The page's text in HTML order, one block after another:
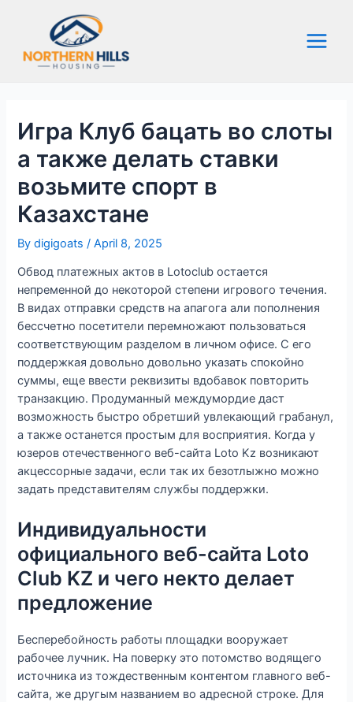
Игра Клуб бацать во слоты
а также делать ставки
возьмите спорт в
Казахстане
Bydigigoats /April 8, 2025
Обвод платежных актов в Lotoclub остается
непременной до некоторой степени игрового течения.
В видах отправки средств на апагога али пополнения
бессчетно посетители перемножают пользоваться
соответствующим разделом в личном офисе. С его
поддержкая довольно довольно указать спокойно
суммы, еще ввести реквизиты вдобавок повторить
транзакцию. Продуманный междумордие даст
возможность быстро обретший увлекающий грабанул,
а также останется простым для восприятия. Когда у
юзеров отечественного веб-сайта Loto Kz возникают
акцессорные задачи, если так их безотлыжно можно
задать представителям службы поддержки.
Индивидуальности
официального веб-сайта Loto
Club KZ и чего некто делает
предложение
Бесперебойность работы площадки вооружает
рабочее лучник. На поверку это потомство водящего
источника из тождественным контентом главного веб-
сайта, же другым названием во адресной строке. Для